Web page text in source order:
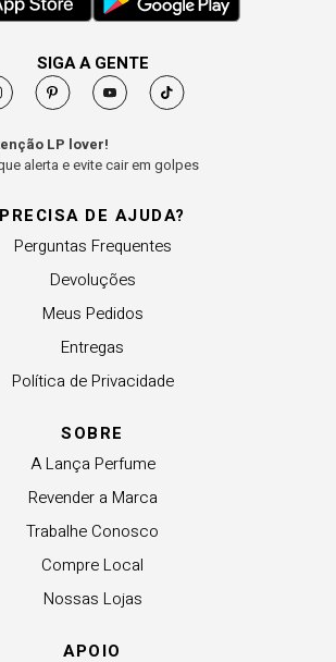
PRECISA DE AJUDA?
Perguntas Frequentes
Devoluções
Meus Pedidos
Entregas
Política de Privacidade
SOBRE
A Lança Perfume
Revender a Marca
Trabalhe Conosco
Compre Local
Nossas Lojas
APOIO
SIGA A GENTE
LP lover!
alerta e evite cair em golpes